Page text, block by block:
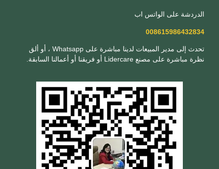
الدردشة على الواتس اب
008615986432834
تحدث إلى مدير المبيعات لدينا مباشرة على Whatsapp ، أو ألق
نظرة مباشرة على مصنع Lidercare أو فريقنا أو أعمالنا السابقة.